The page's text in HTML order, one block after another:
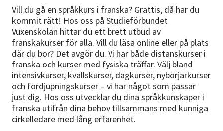
Sök kurser och evenemang
Om SV
Starta studiecirkel
Cirkelledare
Nyheter
Vill du gå en språkkurs i franska? Grattis, då har du
kommit rätt! Hos oss på Studieförbundet
Vuxenskolan hittar du ett brett utbud av
franskakurser för alla. Vill du läsa online eller på plats
där du bor? Det avgör du. Vi har både distanskurser i
franska och kurser med fysiska träffar. Välj bland
intensivkurser, kvällskurser, dagkurser, nybörjarkurser
och fördjupningskurser – vi har något som passar
just dig. Hos oss utvecklar du dina språkkunskaper i
franska utifrån dina behov tillsammans med kunniga
cirkelledare med lång erfarenhet.